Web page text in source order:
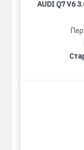
AUDI Q7 V6